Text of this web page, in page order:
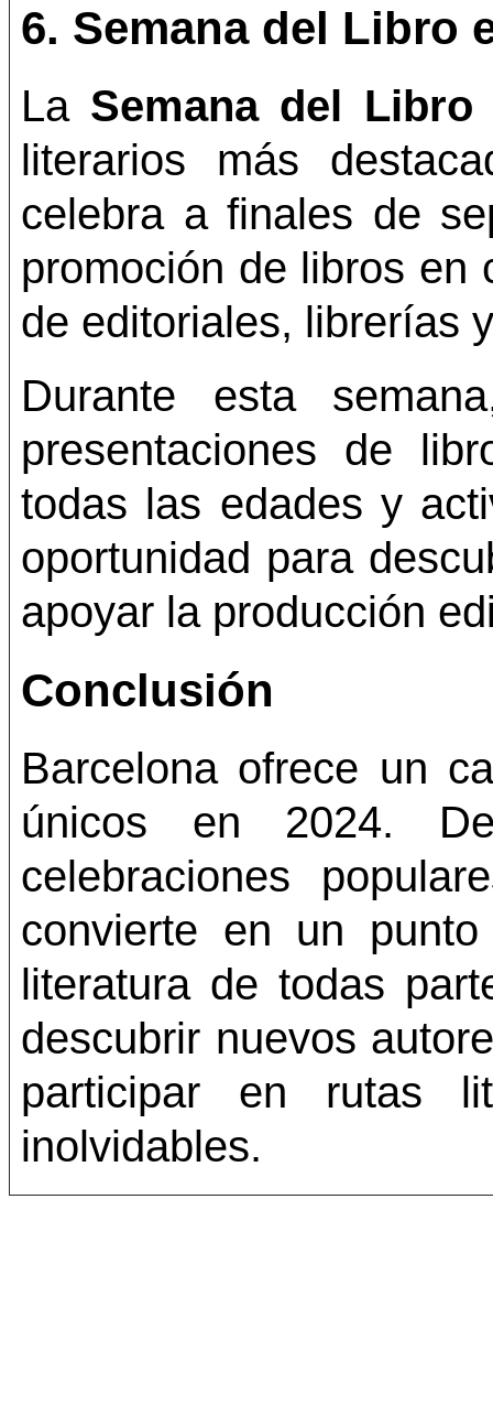
6. Semana del Libro
La Semana del Libro
literarios más
celebra a finales de
promoción de libros en
de editoriales, librerías
Durante esta
presentaciones de
todas las edades y
oportunidad para
apoyar la producción
Conclusión
Barcelona ofrece un
únicos en 2024.
celebraciones
convierte en un
literatura de todas
descubrir nuevos
participar en rutas
inolvidables.